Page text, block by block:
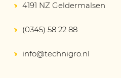
4191 NZ Geldermalsen
(0345) 58 22 88
info@technigro.nl